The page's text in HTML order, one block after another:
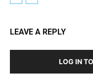
LEAVE A REPLY
LOG IN